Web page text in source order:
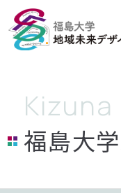
地域未来デザ
プロジェクト
相談する
福島大